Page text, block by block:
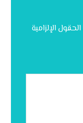
الحقول الإلزامية